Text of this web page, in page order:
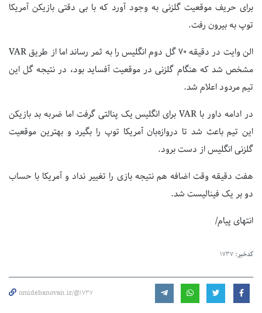
برای حریف موقعیت گلزنی به وجود آورد که با بی دقتی بازیکن آمریکا
توپ به بیرون رفت.
الن وایت در دقیقه ۷۰ گل دوم انگلیس را به ثمر رساند اما از طریق VAR
مشخص شد که هنگام گلزنی در موقعیت آفساید بود، در نتیجه گل این
تیم مردود اعلام شد.
در ادامه داور با VAR برای انگلیس یک پنالتی گرفت اما ضربه بد بازیکن
این تیم باعث شد تا دروازه‌بان آمریکا توپ را بگیرد و بهترین موقعیت
گلزنی انگلیس از دست برود.
هفت دقیقه وقت اضافه هم نتیجه بازی را تغییر نداد و آمریکا با حساب
دو بر یک فینالیست شد.
انتهای پیام/
کدخبر: 1737
omidebanovan.ir/@1737